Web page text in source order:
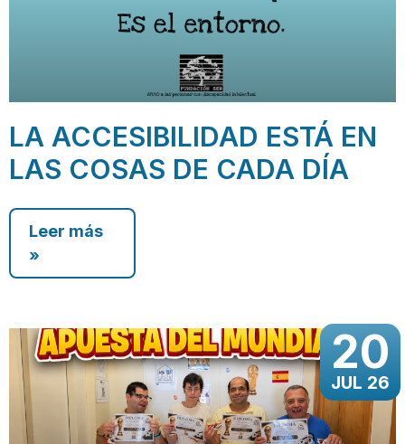
LA ACCESIBILIDAD ESTÁ EN
LAS COSAS DE CADA DÍA
Leer más
»
20
JUL 26